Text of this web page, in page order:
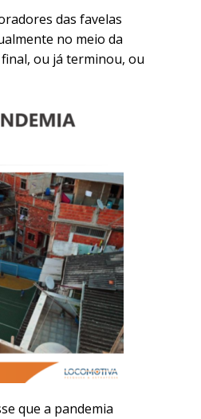
das favelas
no meio da
ou já terminou, ou
que a pandemia